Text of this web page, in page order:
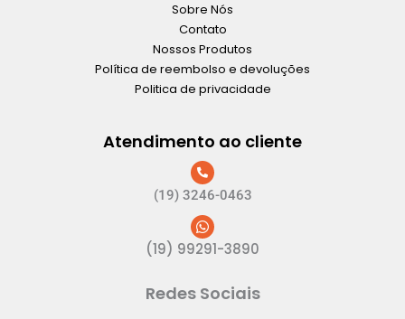
Sobre Nós
Contato
Nossos Produtos
Política de reembolso e devoluções
Politica de privacidade
Atendimento ao cliente
(19) 3246-0463
(19) 99291-3890
Redes Sociais